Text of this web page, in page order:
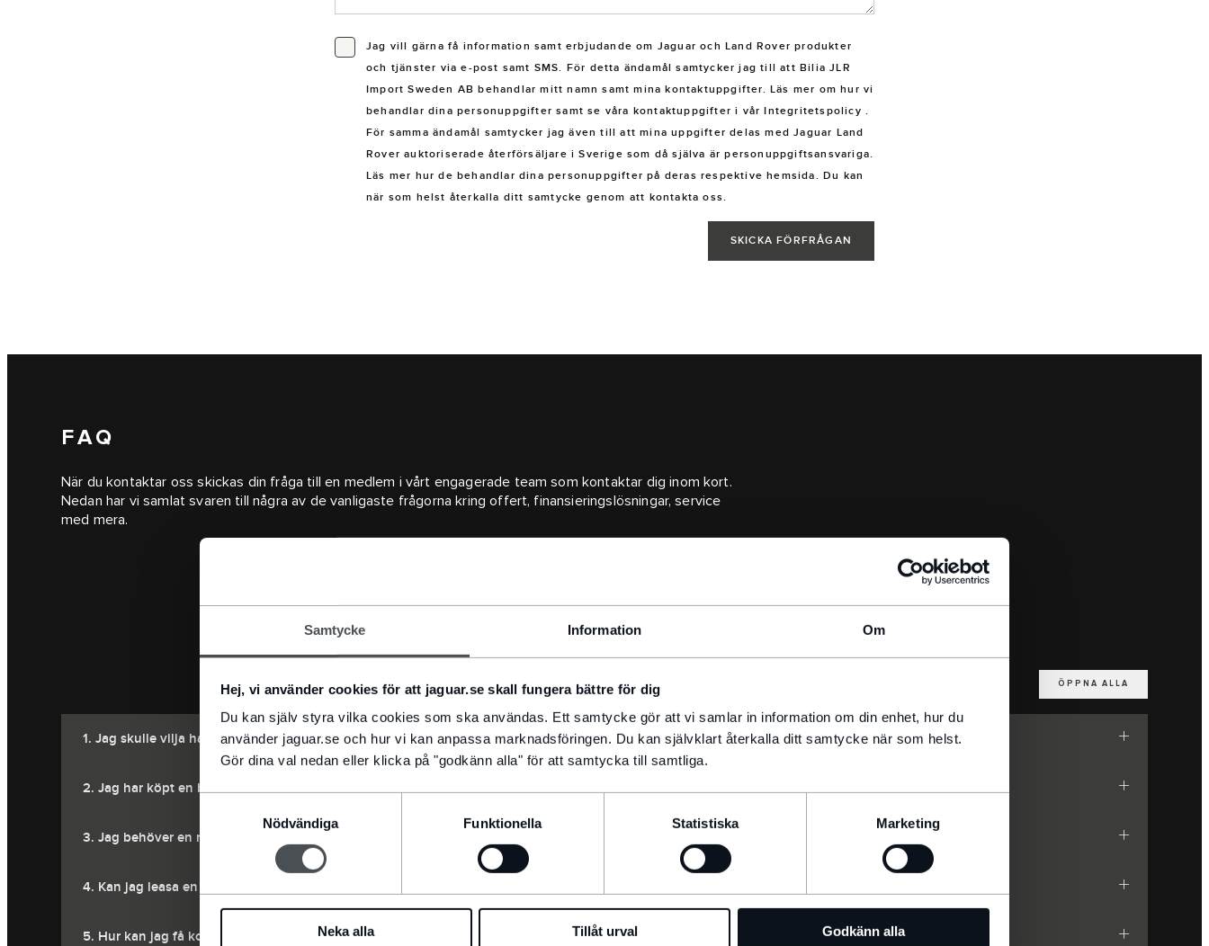
Samtycke Information Om
Hej, vi använder cookies för att jaguar.se skall fungera bättre för dig
Du kan själv styra vilka cookies som ska användas. Ett samtycke gör att vi samlar in information om din enhet, hur du
använder jaguar.se och hur vi kan anpassa marknadsföringen. Du kan självklart återkalla ditt samtycke när som helst.
Gör dina val nedan eller klicka på "godkänn alla" för att samtycka till samtliga.
Nödvändiga
Funktionella Statistiska Marketing
Neka alla Tillåt urval Godkänn alla
Jag vill gärna få information samt erbjudande om Jaguar och Land Rover produkter
och tjänster via e-post samt SMS. För detta ändamål samtycker jag till att Bilia JLR
Import Sweden AB behandlar mitt namn samt mina kontaktuppgifter. Läs mer om hur vi
behandlar dina personuppgifter samt se våra kontaktuppgifter i vårIntegritetspolicy .
För samma ändamål samtycker jag även till att mina uppgifter delas med Jaguar Land
Rover auktoriserade återförsäljare i Sverige som då själva är personuppgiftsansvariga.
Läs mer hur de behandlar dina personuppgifter på deras respektive hemsida. Du kan
när som helst återkalla ditt samtycke genom att kontakta oss.
FAQ
När du kontaktar oss skickas din fråga till en medlem i vårt engagerade team som kontaktar dig inom kort.
Nedan har vi samlat svaren till några av de vanligaste frågorna kring offert, finansieringslösningar, service
med mera.
ÖPPNA ALLA
1. Jag skulle vilja ha en Jaguar-broschyr och prislista. Kan ni skicka det direkt till mig?
2. Jag har köpt en begagnad Jaguar, men serviceboken saknas. Går det att få tag på bilens historik?
3. Jag behöver en ny nyckel till min Jaguar.
4. Kan jag leasa en Jaguar?
5. Hur kan jag få koden till radion?